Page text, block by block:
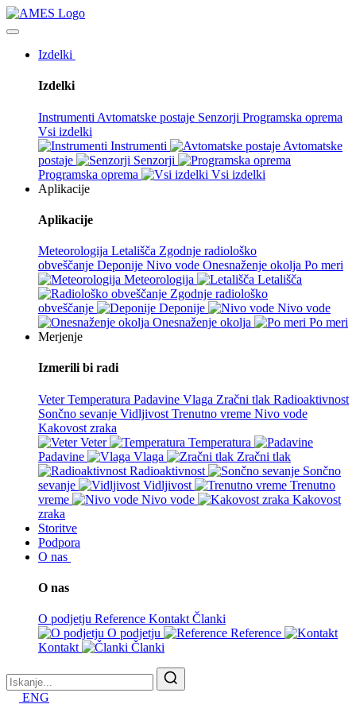
Izdelki
Izdelki
Instrumenti Avtomatske postaje Senzorji Programska oprema
Vsi izdelki
Instrumenti
Avtomatske
postaje
Senzorji
Programska oprema
Vsi izdelki
Aplikacije
Aplikacije
Meteorologija Letališča Zgodnje radiološko
obveščanje Deponije Nivo vode Onesnaženje okolja Po meri
Meteorologija
Letališča
Zgodnje radiološko
obveščanje
Deponije
Nivo vode
Onesnaženje okolja
Po meri
Merjenje
Izmerili bi radi
Veter Temperatura Padavine Vlaga Zračni tlak Radioaktivnost
Sončno sevanje Vidljivost Trenutno vreme Nivo vode
Kakovost zraka
Veter
Temperatura
Padavine
Vlaga
Zračni tlak
Radioaktivnost
Sončno
sevanje
Vidljivost
Trenutno
vreme
Nivo vode
Kakovost
zraka
Storitve
Podpora
O nas
O nas
O podjetju Reference Kontakt Članki
O podjetju
Reference
Kontakt
Članki
ENG